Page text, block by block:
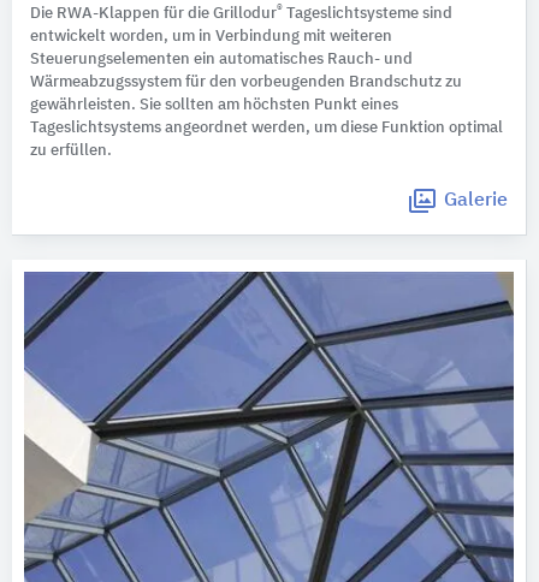
Die RWA-Klappen für die Grillodur® Tageslichtsysteme sind
entwickelt worden, um in Verbindung mit weiteren
Steuerungselementen ein automatisches Rauch- und
Wärmeabzugssystem für den vorbeugenden Brandschutz zu
gewährleisten. Sie sollten am höchsten Punkt eines
Tageslichtsystems angeordnet werden, um diese Funktion optimal
zu erfüllen.
Galerie